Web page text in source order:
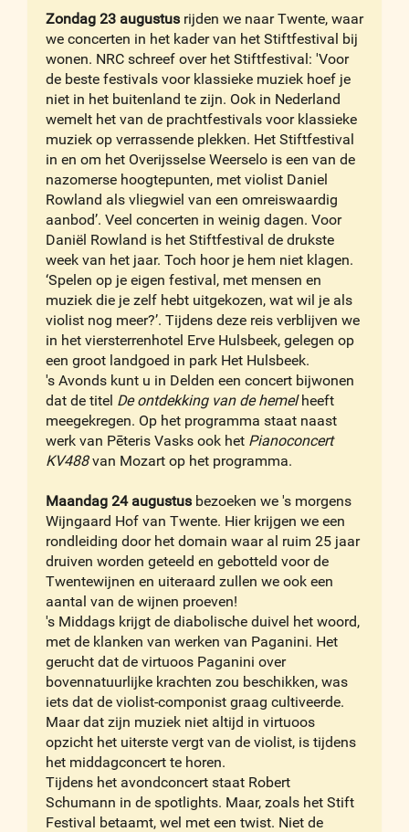
Zondag 23 augustus rijden we naar Twente, waar
we concerten in het kader van het Stiftfestival bij
wonen. NRC schreef over het Stiftfestival: 'Voor
de beste festivals voor klassieke muziek hoef je
niet in het buitenland te zijn. Ook in Nederland
wemelt het van de prachtfestivals voor klassieke
muziek op verrassende plekken. Het Stiftfestival
in en om het Overijsselse Weerselo is een van de
nazomerse hoogtepunten, met violist Daniel
Rowland als vliegwiel van een omreiswaardig
aanbod’. Veel concerten in weinig dagen. Voor
Daniël Rowland is het Stiftfestival de drukste
week van het jaar. Toch hoor je hem niet klagen.
‘Spelen op je eigen festival, met mensen en
muziek die je zelf hebt uitgekozen, wat wil je als
violist nog meer?’. Tijdens deze reis verblijven we
in het viersterrenhotel Erve Hulsbeek, gelegen op
een groot landgoed in park Het Hulsbeek.
's Avonds kunt u in Delden een concert bijwonen
dat de titel De ontdekking van de hemelheeft
meegekregen. Op het programma staat naast
werk van Pēteris Vasks ook het Pianoconcert
KV488van Mozart op het programma.
Maandag 24 augustus bezoeken we 's morgens
Wijngaard Hof van Twente. Hier krijgen we een
rondleiding door het domain waar al ruim 25 jaar
druiven worden geteeld en gebotteld voor de
Twentewijnen en uiteraard zullen we ook een
aantal van de wijnen proeven!
's Middags krijgt de diabolische duivel het woord,
met de klanken van werken van Paganini. Het
gerucht dat de virtuoos Paganini over
bovennatuurlijke krachten zou beschikken, was
iets dat de violist-componist graag cultiveerde.
Maar dat zijn muziek niet altijd in virtuoos
opzicht het uiterste vergt van de violist, is tijdens
het middagconcert te horen.
Tijdens het avondconcert staat Robert
Schumann in de spotlights. Maar, zoals het Stift
Festival betaamt, wel met een twist. Niet de